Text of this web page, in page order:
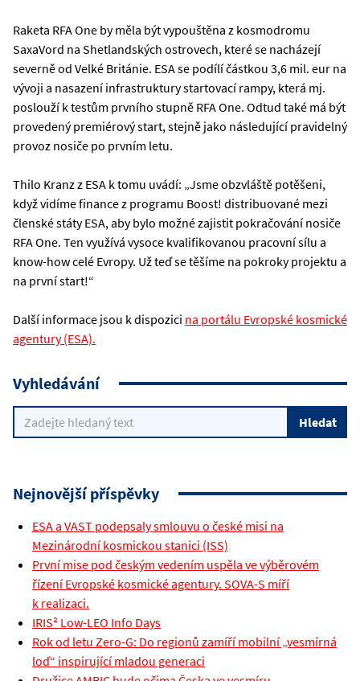
Raketa RFA One by měla být vypouštěna z kosmodromu
SaxaVord na Shetlandských ostrovech, které se nacházejí
severně od Velké Británie. ESA se podílí částkou 3,6 mil. eur na
vývoji a nasazení infrastruktury startovací rampy, která mj.
poslouží k testům prvního stupně RFA One. Odtud také má být
provedený premiérový start, stejně jako následující pravidelný
provoz nosiče po prvním letu.
Thilo Kranz z ESA k tomu uvádí: „Jsme obzvláště potěšeni,
když vidíme finance z programu Boost! distribuované mezi
členské státy ESA, aby bylo možné zajistit pokračování nosiče
RFA One. Ten využívá vysoce kvalifikovanou pracovní sílu a
know-how celé Evropy. Už teď se těšíme na pokroky projektu a
na první start!“
Další informace jsou k dispozici na portálu Evropské kosmické
agentury (ESA).
Vyhledávání
Nejnovější příspěvky
ESA a VAST podepsaly smlouvu o české misi na
Mezinárodní kosmickou stanici (ISS)
První mise pod českým vedením uspěla ve výběrovém
řízení Evropské kosmické agentury. SOVA-S míří
k realizaci.
IRIS² Low-LEO Info Days
Rok od letu Zero-G: Do regionů zamíří mobilní „vesmírná
loď“ inspirující mladou generaci